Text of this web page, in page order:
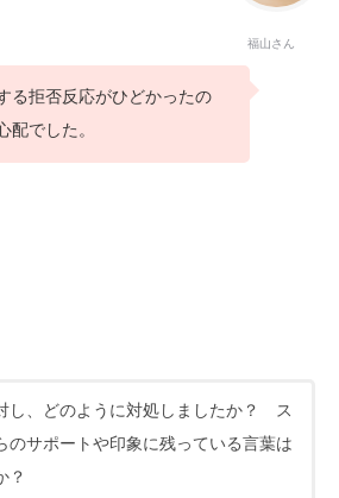
福山さん
る拒否反応がひどかったの
配でした。
し、どのように対処しましたか？ ス
のサポートや印象に残っている言葉は
？